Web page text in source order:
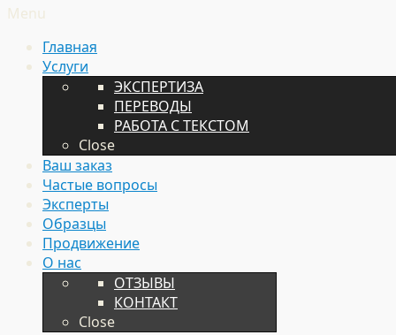
Menu
Главная
Услуги
ЭКСПЕРТИЗА
ПЕРЕВОДЫ
РАБОТА С ТЕКСТОМ
Close
Ваш заказ
Частые вопросы
Эксперты
Образцы
Продвижение
О нас
ОТЗЫВЫ
КОНТАКТ
Close